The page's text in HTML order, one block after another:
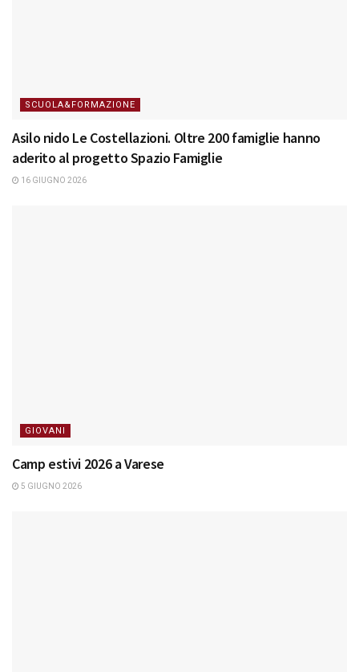
SCUOLA&FORMAZIONE
Asilo nido Le Costellazioni. Oltre 200 famiglie hanno
aderito al progetto Spazio Famiglie
16 GIUGNO 2026
GIOVANI
Camp estivi 2026 a Varese
5 GIUGNO 2026